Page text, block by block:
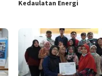
Kedaulatan Energi